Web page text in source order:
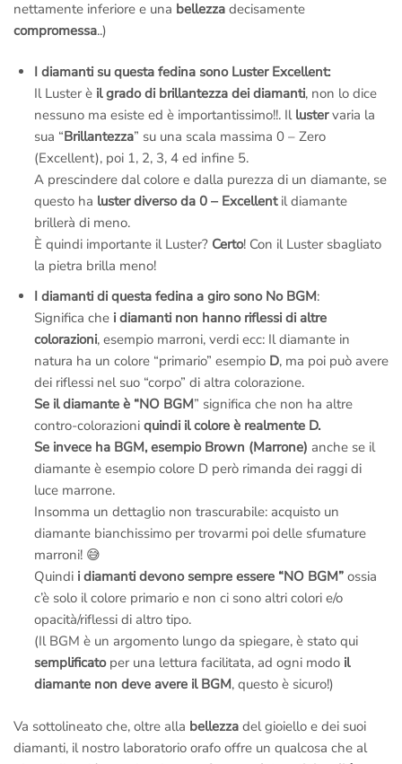
serie inciso.
– Confezione regalo.
preoccuparti di nulla.
– Regolare fattura di acquistoiva inclusa: Siamo una società
italiana seria, tutti gli acquisti sono regolarmenteivati e
fatturati.
– Nessuna tassa a sorpresa!!! Noi siamo di Roma
contenente il tuo gioielloparte dal nostro laboratorio orafo di
Roma,non c’è nessuna dogana e nessuna tassa da pagare
quando ti arriverà il pacchetto a casa!
– Rimessa a misura gratis se la sbagli: Se sbagli misura
mandiamo il corriere a ritirare il gioiello per
tranquillo,
non devi pagare nulla
, anche se l’anello è già stato
Diritto di recesso se il gioiello non ti piace
complicata, se non è di tuo gradimento vieni
Assistenza gratuita a vita : ci teniamo a rivederti presto,
chiama o scrivi se hai dei problemi,
ti aiutiamo noi
, la tua
soddisfazione è la nostra miglior pubblicità.
Fotografie della lavorazione dell’anello via e-mail
facciamo degli scatti mentre lo creiamo; potrai
allegarli al tuo
Noi siamo artigiani italiani veri, creiamo i nostri gioielli a Roma
non abbiamo nulla da nascondere.
Non ci credi?Prenota una visita in laboratorioe vieni a vederlo
dal vivo,
potrai fare tu stesso foto e video ai Maestri Orafi a
La fotografie della lavorazione sono incluse nel prezzo ma
devono essere richieste prima dell’ordine
Email ainfo@anelli.it
351 3386087(Solo messaggi di testo)
Chiama inlaboratorio a Roma al numero+39 065416661
nettamente inferiore e una bellezza decisamente
compromessa..)
I diamanti su questa fedina sono Luster Excellent:
Il Luster èil grado di brillantezza dei diamanti, non lo dice
nessuno ma esiste ed è importantissimo!!. Il lustervaria la
sua “Brillantezza” su una scala massima 0 – Zero
(Excellent), poi 1, 2, 3, 4 ed infine 5.
A prescindere dal colore e dalla purezza di un diamante, se
questo ha luster diverso da 0 – Excellentil diamante
brillerà di meno.
È quindi importante il Luster? Certo! Con il Luster sbagliato
la pietra brilla meno!
I diamanti di questa fedina a giro sono No BGM:
Significa che i diamanti non hanno riflessi di altre
colorazioni, esempio marroni, verdi ecc: Il diamante in
natura ha un colore “primario” esempio D, ma poi può avere
dei riflessi nel suo “corpo” di altra colorazione.
Se il diamante è “NO BGM” significa che non ha altre
contro-colorazioniquindi il colore è realmente D.
Se invece ha BGM, esempio Brown (Marrone) anche se il
diamante è esempio colore D però rimanda dei raggi di
luce marrone.
Insomma un dettaglio non trascurabile: acquisto un
diamante bianchissimo per trovarmi poi delle sfumature
marroni! 😅
Quindi i diamanti devono sempre essere “NO BGM”ossia
c’è solo il colore primario e non ci sono altri colori e/o
opacità/riflessi di altro tipo.
(Il BGM è un argomento lungo da spiegare, è stato qui
semplificatoper una lettura facilitata, ad ogni modo il
diamante non deve avere il BGM, questo è sicuro!)
Va sottolineato che, oltre alla bellezza del gioiello e dei suoi
diamanti, il nostro laboratorio orafo offre un qualcosa che al